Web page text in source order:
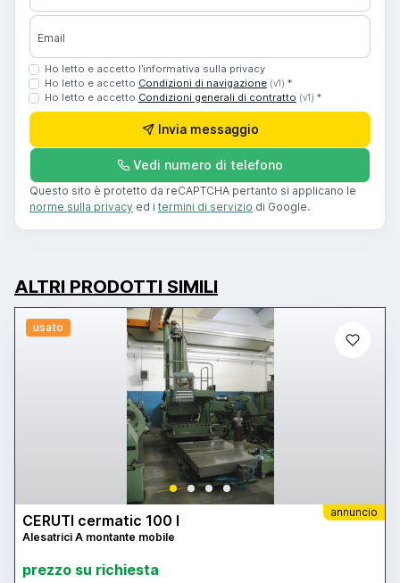
Email
Ho letto e accetto l’informativa sulla privacy
Ho letto e accetto Condizioni di navigazione (v1) *
Ho letto e accetto Condizioni generali di contratto (v1) *
Invia messaggio
Vedi numero di telefono
Questo sito è protetto da reCAPTCHA pertanto si applicano le
norme sulla privacy ed i termini di servizio di Google.
ALTRI PRODOTTI SIMILI
usato
annuncio
CERUTI cermatic 100 l
Alesatrici A montante mobile
prezzo su richiesta